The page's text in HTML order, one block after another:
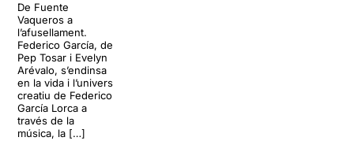
De Fuente
Vaqueros a
l’afusellament.
Federico García, de
Pep Tosar i Evelyn
Arévalo, s’endinsa
en la vida i l’univers
creatiu de Federico
García Lorca a
través de la
música, la […]